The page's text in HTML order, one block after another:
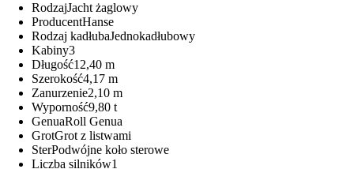
RodzajJacht żaglowy
ProducentHanse
Rodzaj kadłubaJednokadłubowy
Kabiny3
Długość12,40 m
Szerokość4,17 m
Zanurzenie2,10 m
Wyporność9,80 t
GenuaRoll Genua
GrotGrot z listwami
SterPodwójne koło sterowe
Liczba silników1